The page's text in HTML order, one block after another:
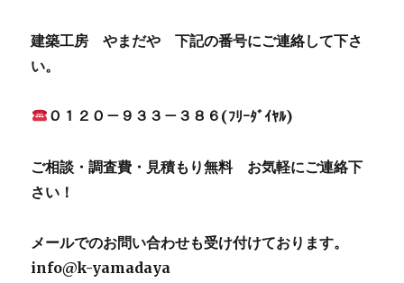
建築工房 やまだや 下記の番号にご連絡して下さ
い。
０１２０－９３３－３８６(ﾌﾘｰﾀﾞｲﾔﾙ)
ご相談・調査費・見積もり無料 お気軽にご連絡下
さい！
メールでのお問い合わせも受け付けております。
info@k-yamadaya